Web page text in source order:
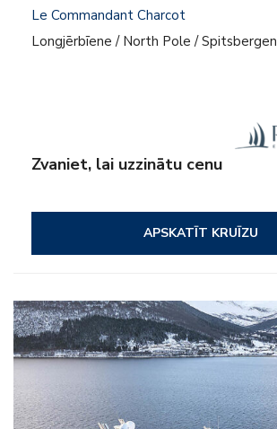
Le Commandant Charcot
Longjērbīene / North Pole / Spitsbergen
Zvaniet, lai uzzinātu cenu
APSKATĪT KRUĪZU